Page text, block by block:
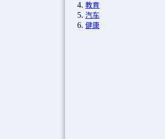
教育
汽车
健康